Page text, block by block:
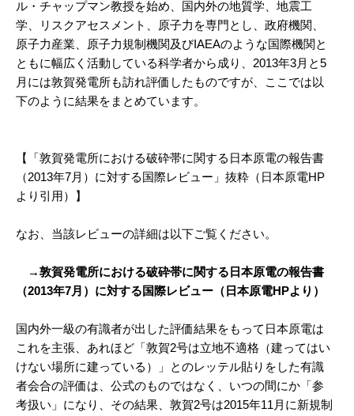
ル・チャップマン教授を始め、国内外の地質学、地震工
学、リスクアセスメント、原子力を専門とし、政府機関、
原子力産業、原子力規制機関及びIAEAのような国際機関と
ともに幅広く活動している科学者から成り、2013年3月と5
月には敦賀発電所も訪れ評価したものですが、ここでは以
下のように結果をまとめています。
【「敦賀発電所における破砕帯に関する日本原電の報告書
（2013年7月）に対する国際レビュー」抜粋（日本原電HP
より引用）】
なお、当該レビューの詳細は以下ご覧ください。
→敦賀発電所における破砕帯に関する日本原電の報告書
（2013年7月）に対する国際レビュー（日本原電HPより）
国内外一級の有識者が出した評価結果をもって日本原電は
これを主張、あれほど「敦賀2号は立地不適格（建ってはい
けない場所に建っている）」とのレッテル貼りをした有識
者会合の評価は、公式のものではなく、いつの間にか「参
考扱い」になり、その結果、敦賀2号は2015年11月に新規制